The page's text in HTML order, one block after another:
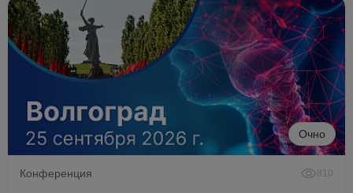
Очно
Конференция 810